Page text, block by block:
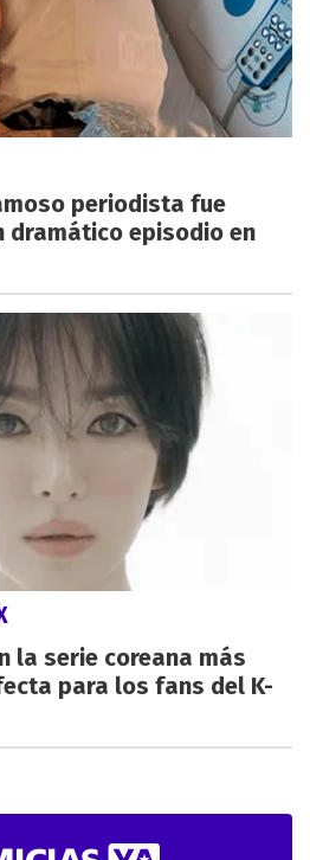
periodista fue
dramático episodio en
la serie coreana más
para los fans del K-